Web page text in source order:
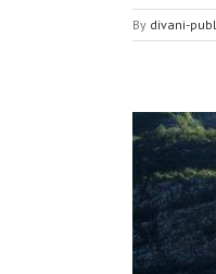
By divani-publ